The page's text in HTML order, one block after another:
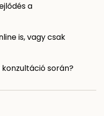
a
is, vagy csak
során?